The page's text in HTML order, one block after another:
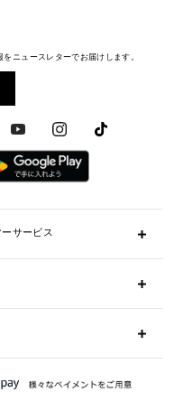
ー
ー
グ
小物
ズ
ア
の他
て
小物
リー
ア
ッグ
て
て
て
て
て
テム
グ
ントケース
て
ス・名刺入れ
ー
物
リー
ー
ュー
ニュースレターでお届けします。
サービス
ってもらえますか？
ですが？